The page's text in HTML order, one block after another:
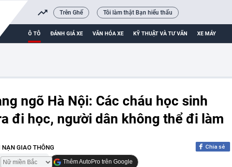
Trên Ghế Tôi làm thật Bạn hiểu thấu
Ô TÔ ĐÁNH GIÁ XE VĂN HÓA XE KỸ THUẬT VÀ TƯ VẤN XE MÁY
ngõ Hà Nội: Các cháu học sinh
đi học, người dân không thể đi làm
NẠN GIAO THÔNG Chia sẻ
Thêm AutoPro trên Google